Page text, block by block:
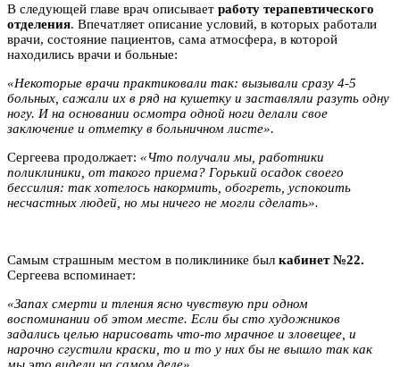
В следующей главе врач описывает работу терапевтического
отделения. Впечатляет описание условий, в которых работали
врачи, состояние пациентов, сама атмосфера, в которой
находились врачи и больные:
«Некоторые врачи практиковали так: вызывали сразу 4-5
больных, сажали их в ряд на кушетку и заставляли разуть одну
ногу. И на основании осмотра одной ноги делали свое
заключение и отметку в больничном листе».
Сергеева продолжает: «Что получали мы, работники
поликлиники, от такого приема? Горький осадок своего
бессилия: так хотелось накормить, обогреть, успокоить
несчастных людей, но мы ничего не могли сделать».
Самым страшным местом в поликлинике был кабинет №22.
Сергеева вспоминает:
«Запах смерти и тления ясно чувствую при одном
воспоминании об этом месте. Если бы сто художников
задались целью нарисовать что-то мрачное и зловещее, и
нарочно сгустили краски, то и то у них бы не вышло так как